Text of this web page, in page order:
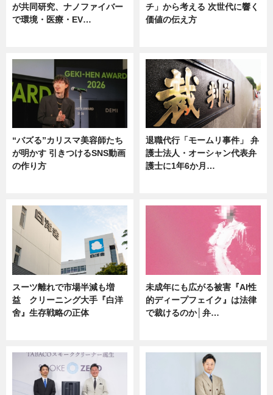
が共同研究、ナノファイバー
で環境・医療・EV…
チ」から考える 次世代に響く
価値の伝え方
“バズる”カリスマ美容師たち
が明かす 引きつけるSNS動画
の作り方
退職代行「モームリ事件」 弁
護士法人・オーシャン代表弁
護士に1年6か月…
スーツ離れで市場半減も増
益 クリーニング大手『白洋
舍』生存戦略の正体
未成年にも広がる被害『AI性
的ディープフェイク』は法律
で裁けるのか│弁…